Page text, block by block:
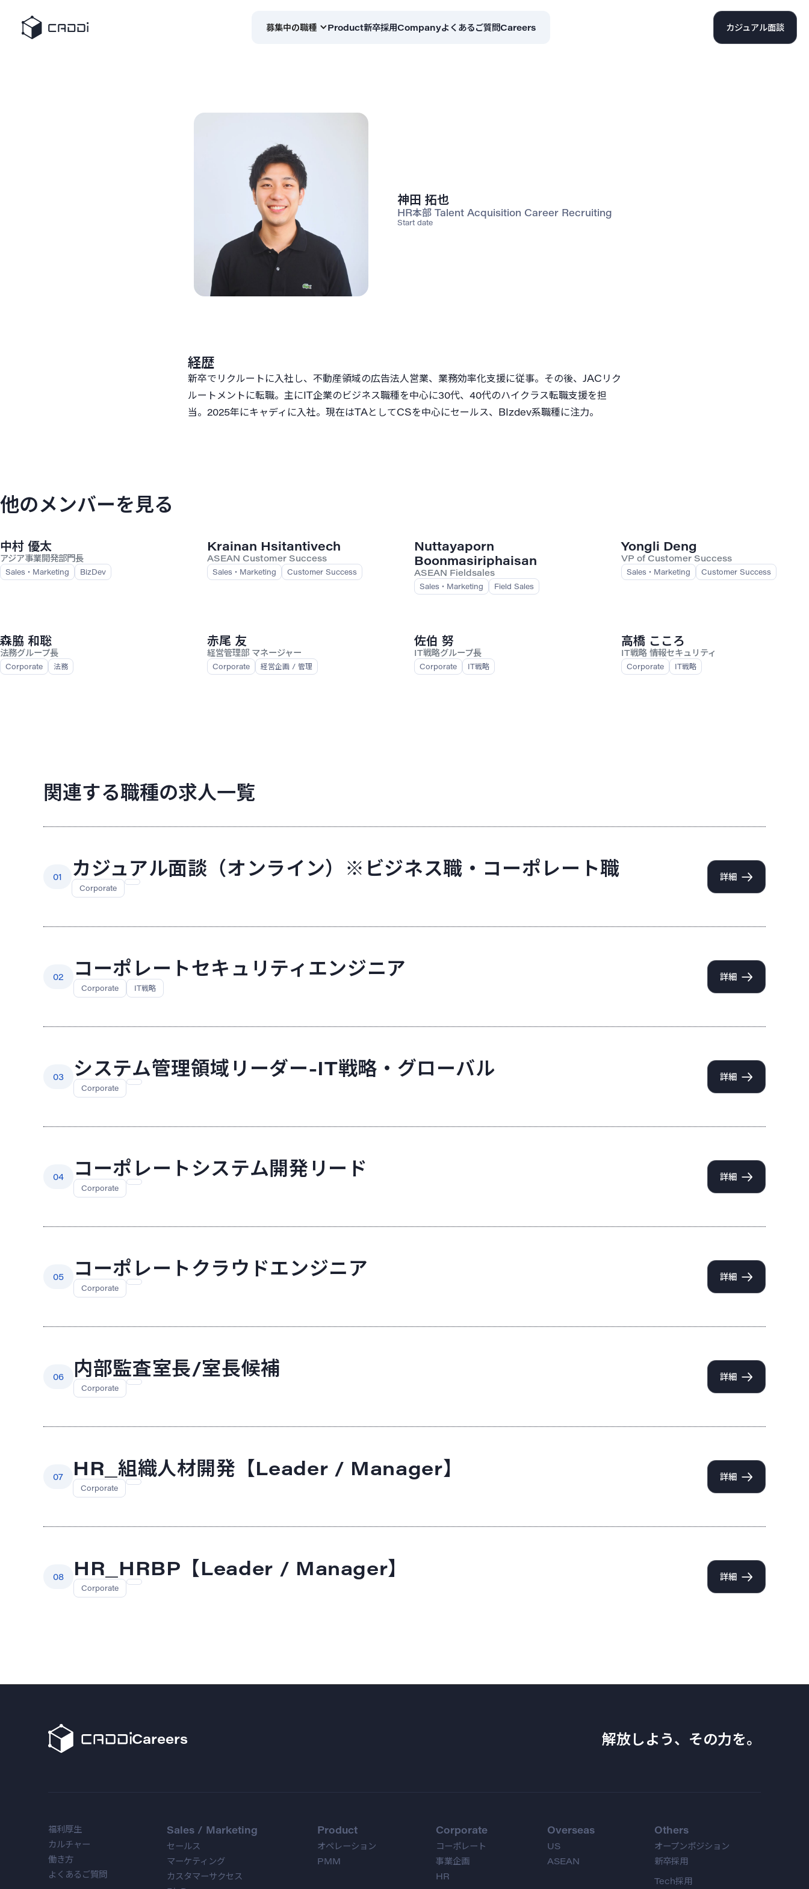
募集中の職種 Product新卒採用Companyよくあるご質問Careers カジュアル面談
神田 拓也
HR本部 Talent Acquisition Career Recruiting
Start date
経歴
新卒でリクルートに入社し、不動産領域の広告法人営業、業務効率化支援に従事。その後、JACリク
ルートメントに転職。主にIT企業のビジネス職種を中心に30代、40代のハイクラス転職支援を担
当。2025年にキャディに入社。現在はTAとしてCSを中心にセールス、BIzdev系職種に注力。
他のメンバーを見る
中村 優太
アジア事業開発部門長
Sales・Marketing BizDev
Krainan Hsitantivech
ASEAN Customer Success
Sales・Marketing Customer Success
Nuttayaporn
Boonmasiriphaisan
ASEAN Fieldsales
Sales・Marketing Field Sales
Yongli Deng
VP of Customer Success
Sales・Marketing Customer Success
森脇 和聡
法務グループ長
Corporate 法務
赤尾 友
経営管理部 マネージャー
Corporate 経営企画 / 管理
佐伯 努
IT戦略グループ長
Corporate IT戦略
高橋 こころ
IT戦略 情報セキュリティ
Corporate IT戦略
関連する職種の求人一覧
01 カジュアル面談（オンライン）※ビジネス職・コーポレート職
Corporate
詳細
02 コーポレートセキュリティエンジニア
Corporate IT戦略
詳細
03 システム管理領域リーダー-IT戦略・グローバル
Corporate
詳細
04 コーポレートシステム開発リード
Corporate
詳細
05 コーポレートクラウドエンジニア
Corporate
詳細
06 内部監査室長/室長候補
Corporate
詳細
07 HR_組織人材開発【Leader / Manager】
Corporate
詳細
08 HR_HRBP【Leader / Manager】
Corporate
詳細
Careers 解放しよう、その力を。
福利厚生
カルチャー
働き方
よくあるご質問
Sales / Marketing
セールス
マーケティング
カスタマーサクセス
Product
オペレーション
PMM
Corporate
コーポレート
事業企画
HR
Overseas
US
ASEAN
Others
オープンポジション
新卒採用
Tech採用